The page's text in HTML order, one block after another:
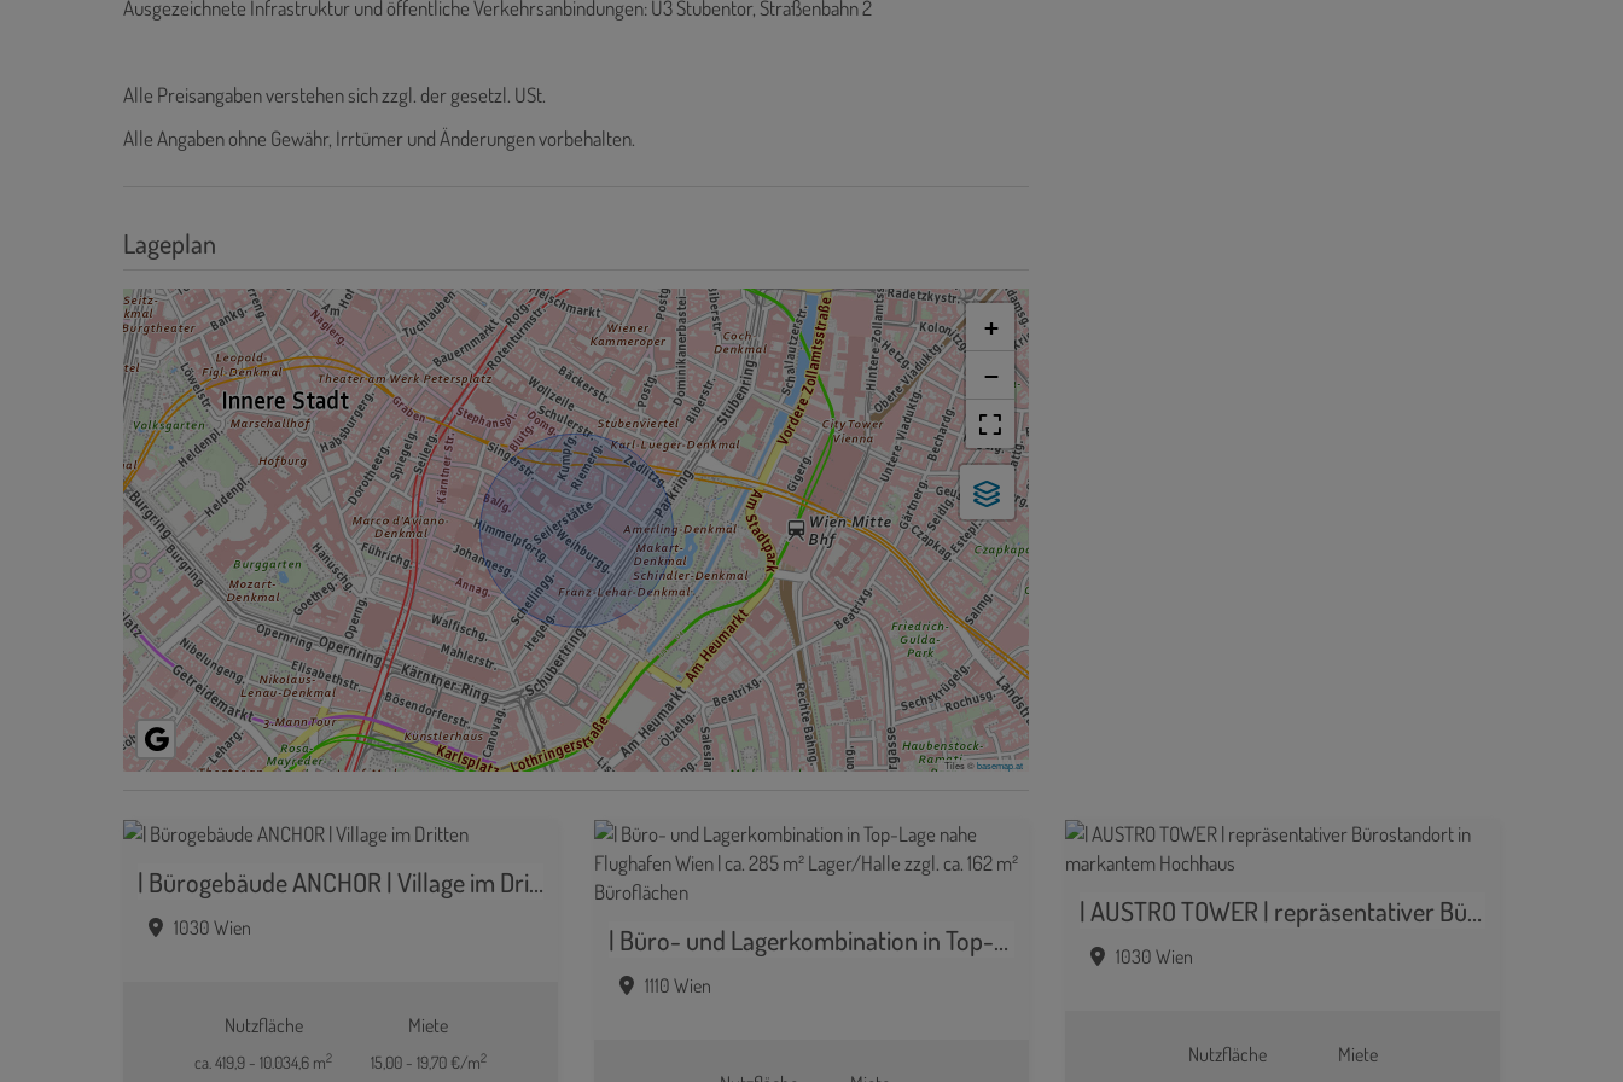
Ausgezeichnete Infrastruktur und öffentliche Verkehrsanbindungen: U3 Stubentor, Straßenbahn 2
Alle Preisangaben verstehen sich zzgl. der gesetzl. USt.
Alle Angaben ohne Gewähr, Irrtümer und Änderungen vorbehalten.
Lageplan
+
−
Tiles ©basemap.at
| Bürogebäude ANCHOR | Village im Dritten
1030 Wien
Nutzfläche
ca. 419,9 - 10.034,6 m2
Miete
15,00 - 19,70 €/m2
| Büro- und Lagerkombination in Top-Lage nahe Flughafen Wien | ca. 285 m² Lager/Halle zzgl. ca. 162 m² Büroflächen
1110 Wien
| AUSTRO TOWER | repräsentativer Bürostandort in markantem Hochhaus
1030 Wien
Nutzfläche Miete